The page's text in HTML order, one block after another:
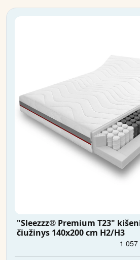
"Sleezzz® Premium T23"
čiužinys 140x200 cm H2/H3